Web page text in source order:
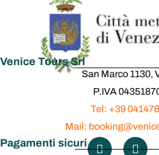
Venice Tours Srl
San Marco 1130,
P.IVA
Tel: +39
Mail:
Pagamenti sicuri